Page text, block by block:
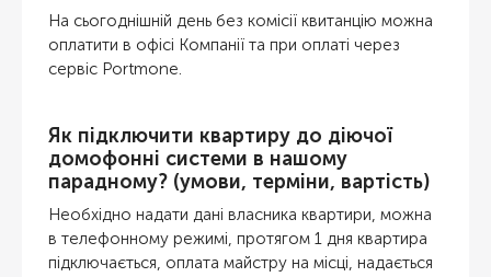
На сьогоднішній день без комісії квитанцію можна
оплатити в офісі Компанії та при оплаті через
сервіс Portmone.
Як підключити квартиру до діючої
домофонні системи в нашому
парадному? (умови, терміни, вартість)
Необхідно надати дані власника квартири, можна
в телефонному режимі, протягом 1 дня квартира
підключається, оплата майстру на місці, надається